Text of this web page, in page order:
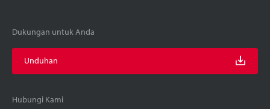
Dukungan untuk Anda
Unduhan
Hubungi Kami